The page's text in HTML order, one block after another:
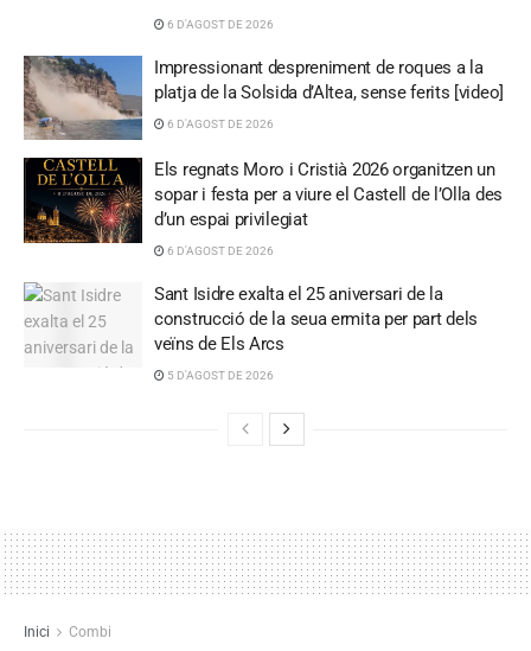
6 D'AGOST DE 2026
Impressionant despreniment de roques a la
platja de la Solsida d’Altea, sense ferits [video]
6 D'AGOST DE 2026
Els regnats Moro i Cristià 2026 organitzen un
sopar i festa per a viure el Castell de l’Olla des
d’un espai privilegiat
6 D'AGOST DE 2026
Sant Isidre exalta el 25 aniversari de la
construcció de la seua ermita per part dels
veïns de Els Arcs
5 D'AGOST DE 2026
Inici Combi